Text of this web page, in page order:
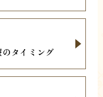
タイミング